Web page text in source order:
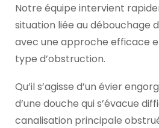
Notre équipe intervient
situation liée au débouchage
avec une approche efficace
type d’obstruction.
Qu’il s’agisse d’un évier
d’une douche qui s’évacue
canalisation principale